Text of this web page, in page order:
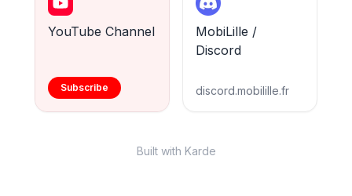
YouTube Channel
Subscribe
MobiLille /
Discord
discord.mobilille.fr
Built with Karde